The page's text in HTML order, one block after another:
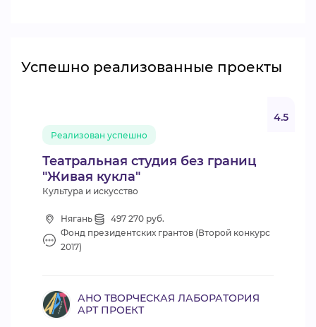
Успешно реализованные проекты
Театральная студия без границ
"Живая кукла"
Реализован успешно
4.5
Культура и искусство
Нягань
497 270 руб.
Фонд президентских грантов (Второй конкурс
2017)
АНО ТВОРЧЕСКАЯ ЛАБОРАТОРИЯ
АРТ ПРОЕКТ